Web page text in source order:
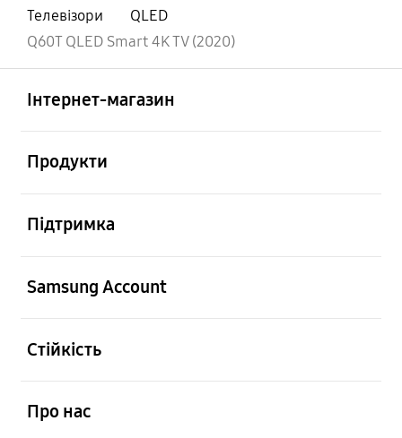
Телевізори
QLED
Q60T QLED Smart 4K TV (2020)
Інтернет-магазин
Продукти
Підтримка
Samsung Account
Стійкість
Про нас